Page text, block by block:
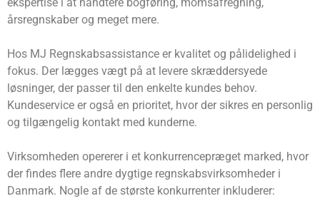
ekspertise i at håndtere bogføring, momsafregning,
årsregnskaber og meget mere.
Hos MJ Regnskabsassistance er kvalitet og pålidelighed i
fokus. Der lægges vægt på at levere skræddersyede
løsninger, der passer til den enkelte kundes behov.
Kundeservice er også en prioritet, hvor der sikres en personlig
og tilgængelig kontakt med kunderne.
Virksomheden opererer i et konkurrencepræget marked, hvor
der findes flere andre dygtige regnskabsvirksomheder i
Danmark. Nogle af de største konkurrenter inkluderer: